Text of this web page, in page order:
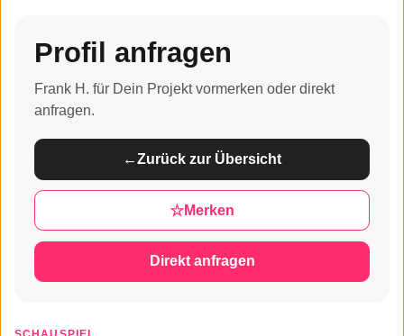
Profil anfragen
Frank H. für Dein Projekt vormerken oder direkt
anfragen.
←Zurück zur Übersicht
☆Merken
Direkt anfragen